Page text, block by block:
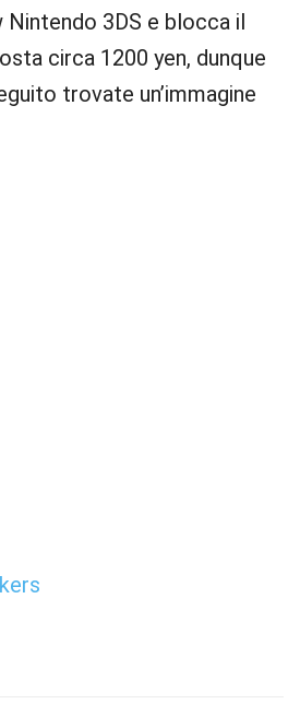
Nintendo 3DS e blocca il
circa 1200 yen, dunque
trovate un’immagine